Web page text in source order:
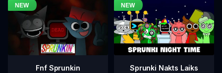
Fnf Sprunkin Sprunki Nakts Laiks